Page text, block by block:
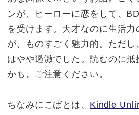
ンが、ヒーローに恋をして、
を受けます。天才なのに生活力
が、ものすごく魅力的。ただし
はやや過激でした。読むのに抵
かも。ご注意ください。
ちなみにこばとは、 Kindle